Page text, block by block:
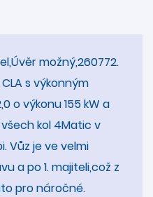
možný,260772.
s výkonným
o výkonu 155 kW a
kol 4Matic v
Vůz je ve velmi
a po 1. majiteli,což z
pro náročné.